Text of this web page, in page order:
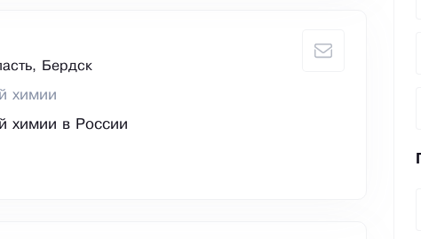
Бердск
химии
химии в России